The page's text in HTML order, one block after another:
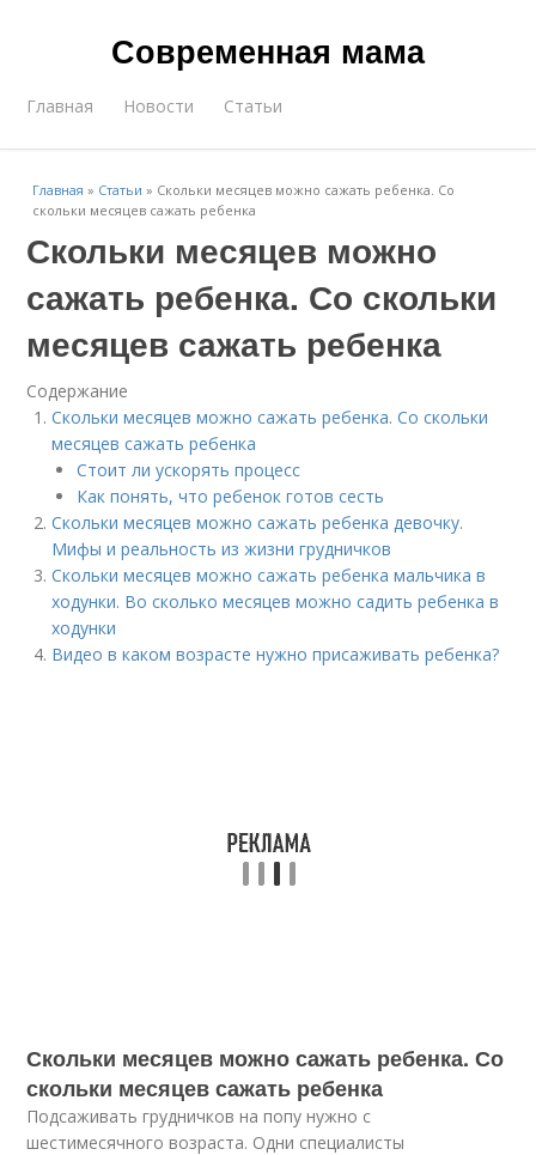
Современная мама
Главная Новости Статьи
Главная » Статьи » Скольки месяцев можно сажать ребенка. Со
скольки месяцев сажать ребенка
Скольки месяцев можно
сажать ребенка. Со скольки
месяцев сажать ребенка
Содержание
Скольки месяцев можно сажать ребенка. Со скольки
месяцев сажать ребенка
Стоит ли ускорять процесс
Как понять, что ребенок готов сесть
Скольки месяцев можно сажать ребенка девочку.
Мифы и реальность из жизни грудничков
Скольки месяцев можно сажать ребенка мальчика в
ходунки. Во сколько месяцев можно садить ребенка в
ходунки
Видео в каком возрасте нужно присаживать ребенка?
Скольки месяцев можно сажать ребенка. Со
скольки месяцев сажать ребенка
Подсаживать грудничков на попу нужно с
шестимесячного возраста. Одни специалисты